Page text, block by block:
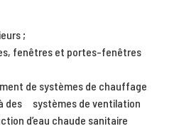
;
fenêtres et portes-fenêtres
de systèmes de chauffage
des systèmes de ventilation
d’eau chaude sanitaire